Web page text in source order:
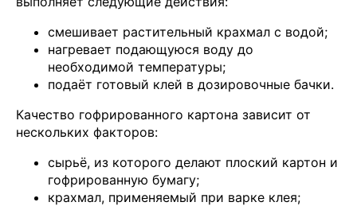
смешивает растительный крахмал с водой;
нагревает подающуюся воду до
необходимой температуры;
подаёт готовый клей в дозировочные бачки.
Качество гофрированного картона зависит от
нескольких факторов:
сырьё, из которого делают плоский картон и
гофрированную бумагу;
крахмал, применяемый при варке клея;